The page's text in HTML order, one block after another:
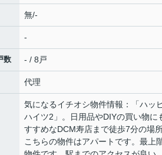
無/-
-
数 - / 8戸
代理
気になるイチオシ物件情報：「ハッ
ハイツ2」。日用品やDIYの買い物に
すすめなDCM寿店まで徒歩7分の場所
こちらの物件はアパートです。最上